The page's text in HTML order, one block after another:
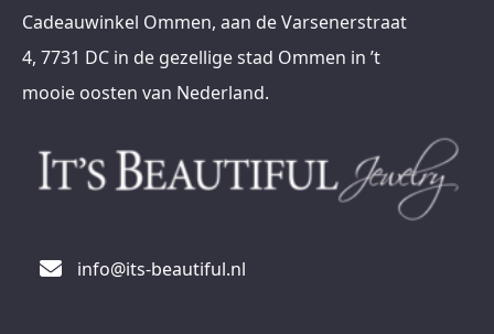
Cadeauwinkel Ommen, aan de Varsenerstraat
4, 7731 DC in de gezellige stad Ommen in ’t
mooie oosten van Nederland.
info@its-beautiful.nl